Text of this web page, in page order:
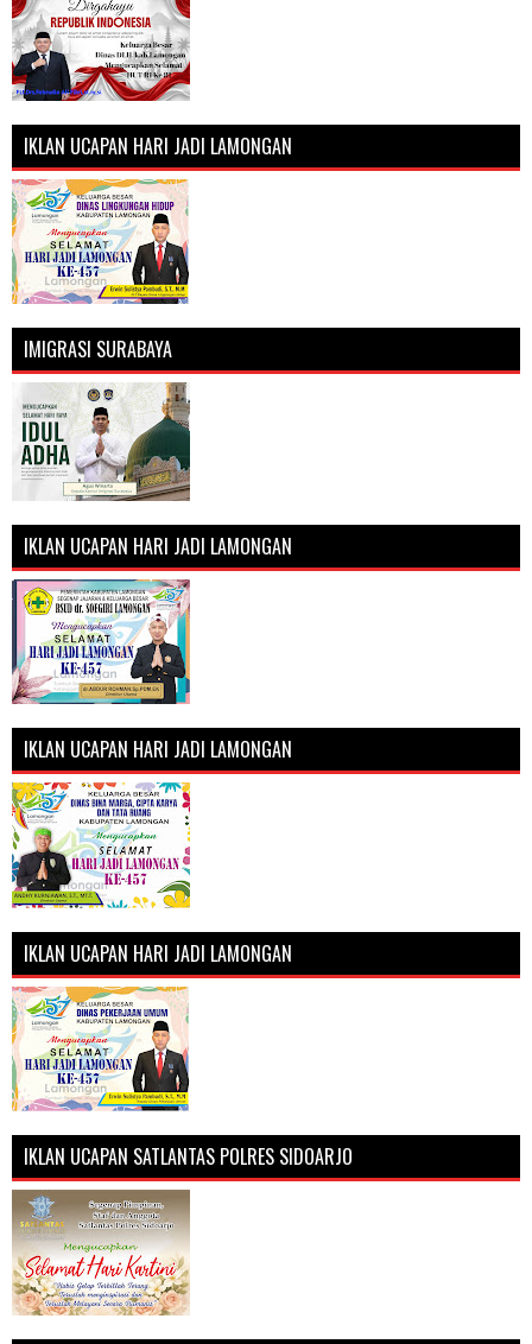
IKLAN UCAPAN HARI JADI LAMONGAN
IMIGRASI SURABAYA
IKLAN UCAPAN HARI JADI LAMONGAN
IKLAN UCAPAN HARI JADI LAMONGAN
IKLAN UCAPAN HARI JADI LAMONGAN
IKLAN UCAPAN SATLANTAS POLRES SIDOARJO